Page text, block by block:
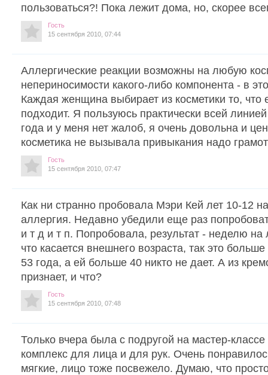
пользоваться?! Пока лежит дома, но, скорее
Гость
15 сентября 2010, 07:44
Аллергические реакции возможны на любую
непериносимости какого-либо компонента - в
Каждая женщина выбирает из косметики то, что
подходит. Я пользуюсь практически всей
года и у меня нет жалоб, я очень довольна и
косметика не вызывала привыкания надо
Гость
15 сентября 2010, 07:47
Как ни странно пробовала Мэри Кей лет 10-12
аллергия. Недавно убедили еще раз
и т д и т п. Попробовала, результат - неделю
что касается внешнего возраста, так это
53 года, а ей больше 40 никто не дает. А из
признает, и что?
Гость
15 сентября 2010, 07:48
Только вчера была с подругой на мастер-
комплекс для лица и для рук. Очень
мягкие, лицо тоже посвежело. Думаю, что